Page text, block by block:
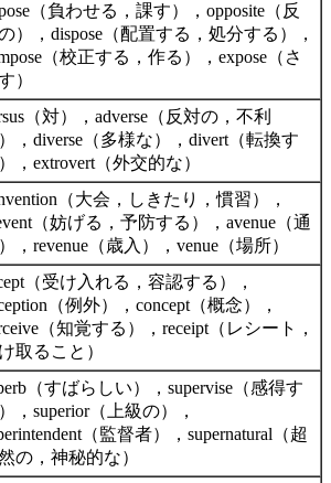
（負わせる，課す），opposite（反
），dispose（配置する，処分する），
（校正する，作る），expose（さ
）
（対），adverse（反対の，不利
，diverse（多様な），divert（転換す
，extrovert（外交的な）
（大会，しきたり，慣習），
（妨げる，予防する），avenue（通
，revenue（歳入），venue（場所）
（受け入れる，容認する），
（例外），concept（概念），
（知覚する），receipt（レシート，
取ること）
（すばらしい），supervise（感得す
，superior（上級の），
（監督者），supernatural（超
の，神秘的な）